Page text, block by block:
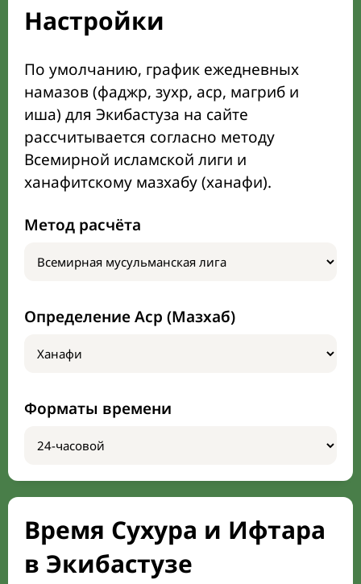
Настройки
По умолчанию, график ежедневных
намазов (фаджр, зухр, аср, магриб и
иша) для Экибастуза на сайте
рассчитывается согласно методу
Всемирной исламской лиги и
ханафитскому мазхабу (ханафи).
Метод расчёта
Определение Аср (Мазхаб)
Форматы времени
Время Сухура и Ифтара
в Экибастузе